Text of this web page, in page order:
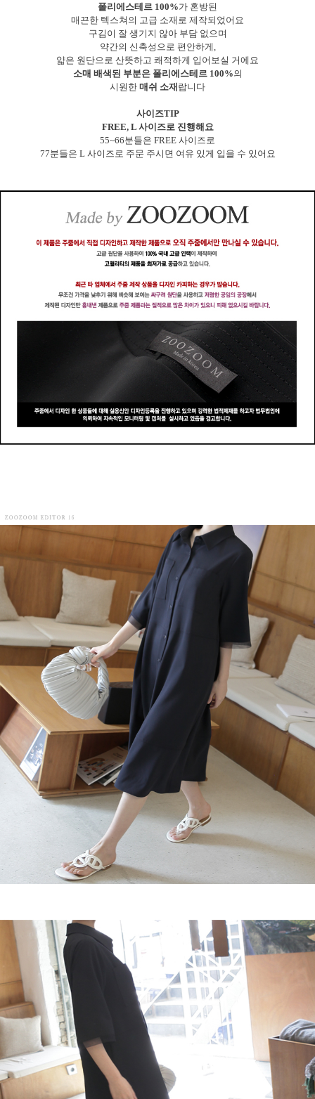
폴리에스테르 100%가 혼방된
매끈한 텍스쳐의 고급 소재로 제작되었어요
구김이 잘 생기지 않아 부담 없으며
약간의 신축성으로 편안하게,
얇은 원단으로 산뜻하고 쾌적하게 입어보실 거에요
소매 배색된 부분은 폴리에스테르 100%의
시원한 매쉬 소재 랍니다
사이즈TIP
FREE, L 사이즈로 진행해요
55~66분들은 FREE 사이즈로
77분들은 L 사이즈로 주문 주시면 여유 있게 입을 수 있어요